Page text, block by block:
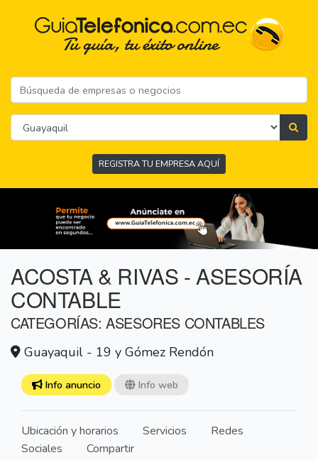
REGISTRA TU EMPRESA AQUÍ
ACOSTA & RIVAS - ASESORÍA
CONTABLE
CATEGORÍAS: ASESORES CONTABLES
Guayaquil - 19 y Gómez Rendón
Info anuncio Info web
Ubicación y horarios Servicios
Redes
Sociales
Compartir